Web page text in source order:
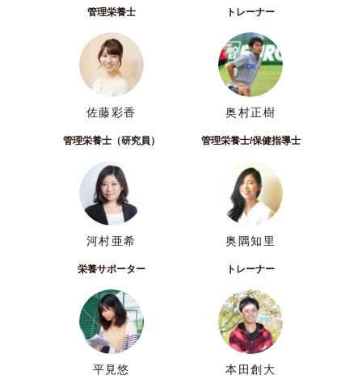
管理栄養士
佐藤彩香
トレーナー
奥村正樹
管理栄養士（研究員）
河村亜希
管理栄養士/保健指導士
奥隅知里
栄養サポーター
平見悠
トレーナー
本田創大